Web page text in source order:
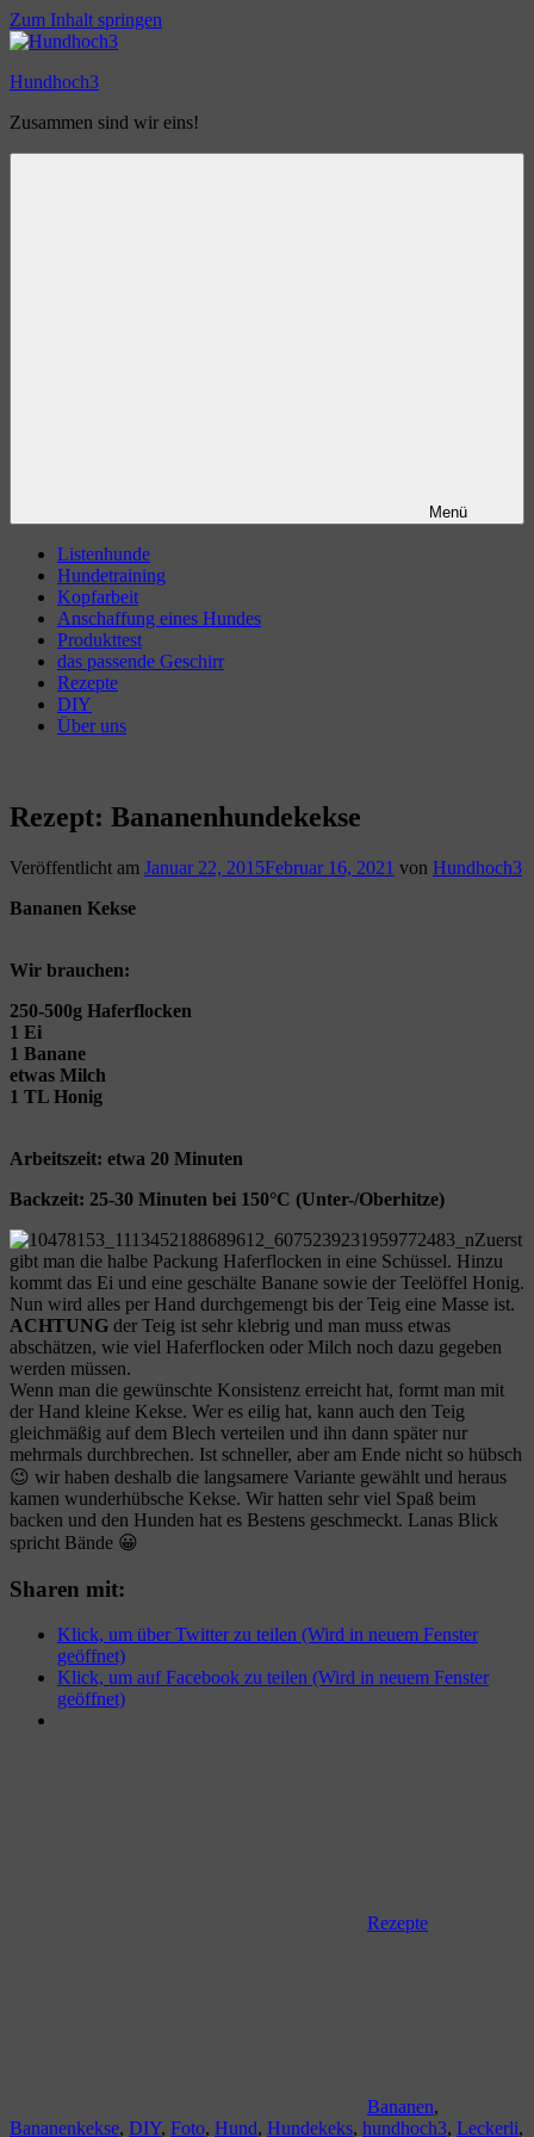
Zum Inhalt springen
Hundhoch3
Zusammen sind wir eins!
Menü
Listenhunde
Hundetraining
Kopfarbeit
Anschaffung eines Hundes
Produkttest
das passende Geschirr
Rezepte
DIY
Über uns
Rezept: Bananenhundekekse
Veröffentlicht am Januar 22, 2015Februar 16, 2021 von Hundhoch3
Bananen Kekse
Wir brauchen:
250-500g Haferflocken
1 Ei
1 Banane
etwas Milch
1 TL Honig
Arbeitszeit: etwa 20 Minuten
Backzeit: 25-30 Minuten bei 150°C (Unter-/Oberhitze)
Zuerst
gibt man die halbe Packung Haferflocken in eine Schüssel. Hinzu
kommt das Ei und eine geschälte Banane sowie der Teelöffel Honig.
Nun wird alles per Hand durchgemengt bis der Teig eine Masse ist.
ACHTUNG der Teig ist sehr klebrig und man muss etwas
abschätzen, wie viel Haferflocken oder Milch noch dazu gegeben
werden müssen.
Wenn man die gewünschte Konsistenz erreicht hat, formt man mit
der Hand kleine Kekse. Wer es eilig hat, kann auch den Teig
gleichmäßig auf dem Blech verteilen und ihn dann später nur
mehrmals durchbrechen. Ist schneller, aber am Ende nicht so hübsch
😉 wir haben deshalb die langsamere Variante gewählt und heraus
kamen wunderhübsche Kekse. Wir hatten sehr viel Spaß beim
backen und den Hunden hat es Bestens geschmeckt. Lanas Blick
spricht Bände 😀
Sharen mit:
Klick, um über Twitter zu teilen (Wird in neuem Fenster
geöffnet)
Klick, um auf Facebook zu teilen (Wird in neuem Fenster
geöffnet)
Rezepte
Bananen,
Bananenkekse, DIY, Foto, Hund, Hundekeks, hundhoch3, Leckerli,